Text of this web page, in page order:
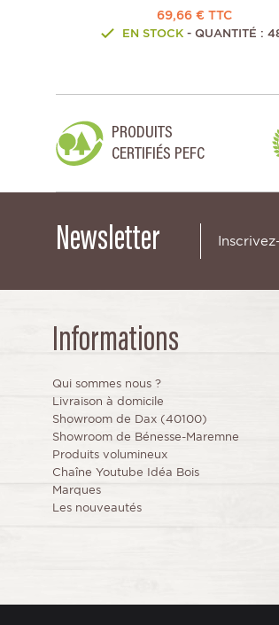
69,66 € TTC
EN STOCK- QUANTITÉ :
PRODUITS
CERTIFIÉS PEFC
Newsletter
Informations
Qui sommes nous ?
Livraison à domicile
Showroom de Dax (40100)
Showroom de Bénesse-Maremne
Produits volumineux
Chaîne Youtube Idéa Bois
Marques
Les nouveautés